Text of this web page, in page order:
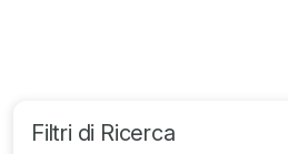
Filtri di Ricerca